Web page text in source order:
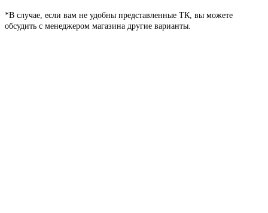
*В случае, если вам не удобны представленные ТК, вы можете
обсудить с менеджером магазина другие варианты.